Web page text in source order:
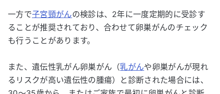
一方で子宮頸がんの検診は、2年に一度定期的に受診す
ることが推奨されており、合わせて卵巣がんのチェック
も行うことがあります。
また、遺伝性乳がん卵巣がん（乳がんや卵巣がんが現れ
るリスクが高い遺伝性の腫瘍）と診断された場合には、